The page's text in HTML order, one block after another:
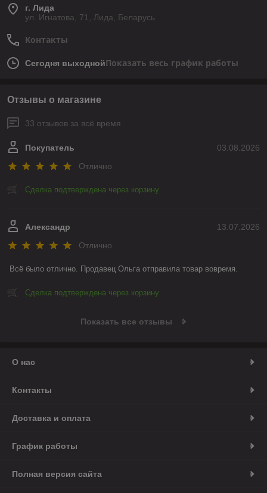
г. Лида
ул. Игнатова, 71, Лида, Беларусь
Контакты
Сегодня выходнойПоказать весь график работы
Отзывы о магазине
33 отзывов за всё время
03.08.2026
Покупатель
Отлично
Сделка подтверждена через корзину
13.07.2026
Александр
Отлично
Всё было отлично. Продавец Ольга отправила товар вовремя.
Сделка подтверждена через корзину
Показать все отзывы
О нас
Контакты
Доставка и оплата
График работы
Полная версия сайта